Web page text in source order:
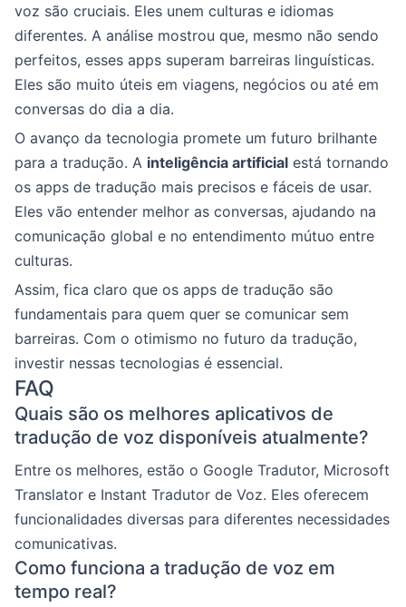
voz são cruciais. Eles unem culturas e idiomas
diferentes. A análise mostrou que, mesmo não sendo
perfeitos, esses apps superam barreiras linguísticas.
Eles são muito úteis em viagens, negócios ou até em
conversas do dia a dia.
O avanço da tecnologia promete um futuro brilhante
para a tradução. A inteligência artificial está tornando
os apps de tradução mais precisos e fáceis de usar.
Eles vão entender melhor as conversas, ajudando na
comunicação global e no entendimento mútuo entre
culturas.
Assim, fica claro que os apps de tradução são
fundamentais para quem quer se comunicar sem
barreiras. Com o otimismo no futuro da tradução,
investir nessas tecnologias é essencial.
FAQ
Quais são os melhores aplicativos de
tradução de voz disponíveis atualmente?
Entre os melhores, estão o Google Tradutor, Microsoft
Translator e Instant Tradutor de Voz. Eles oferecem
funcionalidades diversas para diferentes necessidades
comunicativas.
Como funciona a tradução de voz em
tempo real?